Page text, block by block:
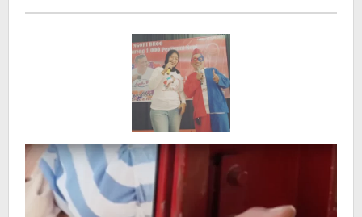
Penyebabnya